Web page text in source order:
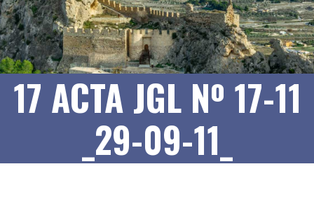
17 ACTA JGL Nº 17-11
_29-09-11_